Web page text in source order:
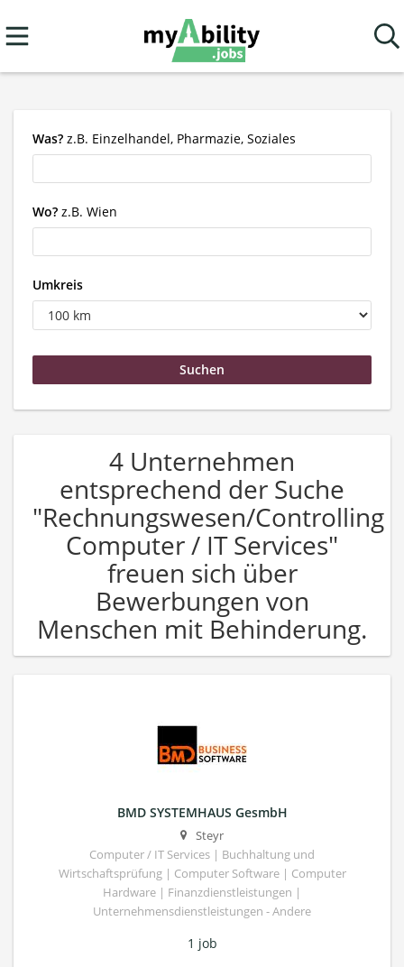
Was? z.B. Einzelhandel, Pharmazie, Soziales
Wo? z.B. Wien
Umkreis
4 Unternehmen
entsprechend der Suche
"Rechnungswesen/Controlling
Computer / IT Services"
freuen sich über
Bewerbungen von
Menschen mit Behinderung.
BMD SYSTEMHAUS GesmbH
Steyr
Computer / IT Services | Buchhaltung und
Wirtschaftsprüfung | Computer Software | Computer
Hardware | Finanzdienstleistungen |
Unternehmensdienstleistungen - Andere
1 job